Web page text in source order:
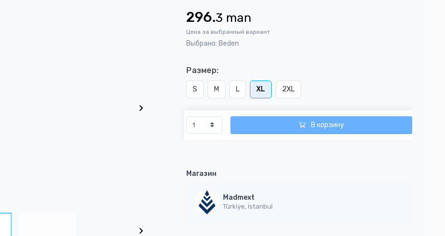
296.3 man
Цена за выбранный вариант
Выбрано: Beden
Размер:
S M L XL 2XL
В корзину
Магазин
Madmext
Türkiýe, Istanbul